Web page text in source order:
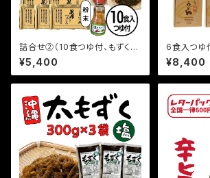
詰合せ②（10食つゆ付、もずく、
島とうがらし粉末）
¥5,400
6食入つゆ
¥8,400